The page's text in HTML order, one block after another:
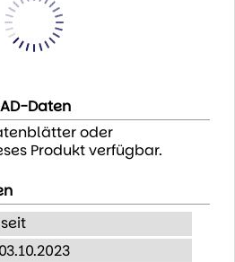
Daten
oder
Produkt verfügbar.
03.10.2023